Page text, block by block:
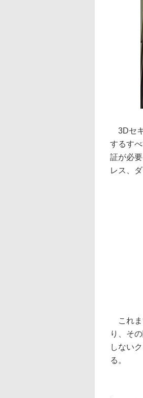
3Dセ
するす
証が必
レス、
これま
り、そ
しない
る。